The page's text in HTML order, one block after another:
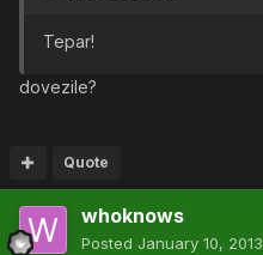
Tepar!
dovezile?
Quote
whoknows
Posted January 10, 2013